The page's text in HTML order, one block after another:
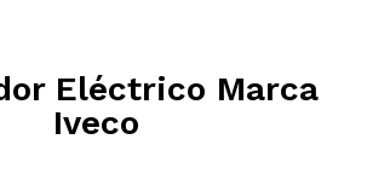
Eléctrico Marca
Iveco